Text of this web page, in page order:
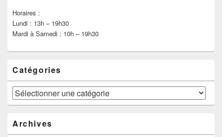
Horaires :
Lundi : 13h – 19h30
Mardi à Samedi : 10h – 19h30
Catégories
Catégories
Archives